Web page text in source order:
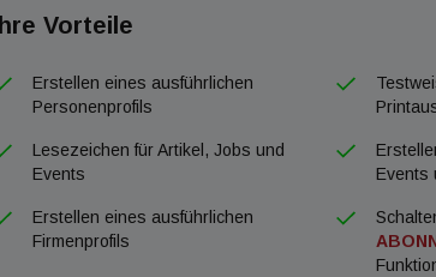
Vorteile
Erstellen eines ausführlichen
Personenprofils
Lesezeichen für Artikel, Jobs und
Events
Events
Erstellen eines ausführlichen
Firmenprofils